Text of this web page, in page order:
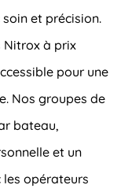
et précision.
Nitrox à prix
pour une
Nos groupes de
bateau,
et un
opérateurs